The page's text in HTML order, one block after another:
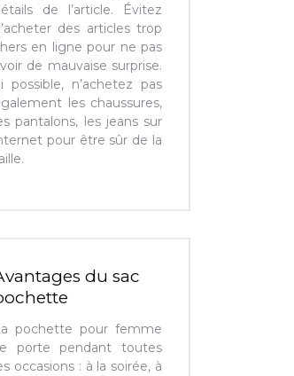
de l’article. Évitez
des articles trop
en ligne pour ne pas
de mauvaise surprise.
possible, n’achetez pas
les chaussures,
pantalons, les jeans sur
pour être sûr de la
du sac
pochette pour femme
porte pendant toutes
occasions : à la soirée, à